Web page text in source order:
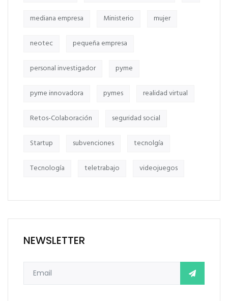
mediana empresa Ministerio mujer
neotec pequeña empresa
personal investigador pyme
pyme innovadora pymes realidad virtual
Retos-Colaboración seguridad social
Startup subvenciones tecnolgía
Tecnología teletrabajo videojuegos
NEWSLETTER